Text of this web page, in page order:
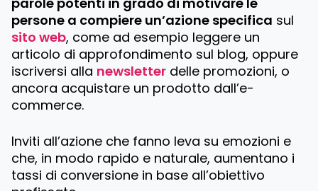
persone a compiere un’azione specifica sul
sito web, come ad esempio leggere un
articolo di approfondimento sul blog, oppure
iscriversi alla newsletter delle promozioni, o
ancora acquistare un prodotto dall’e-
commerce.
Inviti all’azione che fanno leva su emozioni e
che, in modo rapido e naturale, aumentano i
tassi di conversione in base all’obiettivo